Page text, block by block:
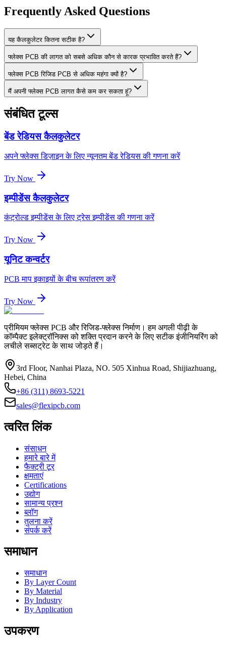
Frequently Asked Questions
यह कैलकुलेटर कितना सटीक है?
फ्लेक्स PCB की लागत को सबसे अधिक कौन से कारक प्रभावित करते हैं?
फ्लेक्स PCB रिजिड PCB से अधिक महंगा क्यों है?
मैं अपनी फ्लेक्स PCB लागत कैसे कम कर सकता हूं?
संबंधित टूल्स
बेंड रेडियस कैलकुलेटर
अपने फ्लेक्स डिज़ाइन के लिए न्यूनतम बेंड रेडियस की गणना करें
Try Now
इम्पीडेंस कैलकुलेटर
कंट्रोल्ड इम्पीडेंस के लिए ट्रेस इम्पीडेंस की गणना करें
Try Now
यूनिट कन्वर्टर
PCB माप इकाइयों के बीच रूपांतरण करें
Try Now
प्रीमियम फ्लेक्स PCB और रिजिड-फ्लेक्स निर्माण। हम अगली पीढ़ी के
कॉम्पैक्ट इलेक्ट्रॉनिक्स को शक्ति प्रदान करने के लिए सटीक इंजीनियरिंग को
लचीले सब्सट्रेट के साथ जोड़ते हैं।
3rd Floor, Nanhai Plaza, NO. 505 Xinhua Road, Shijiazhuang,
Hebei, China
+86 (311) 8693-5221
sales@flexipcb.com
त्वरित लिंक
संसाधन
हमारे बारे में
फैक्ट्री टूर
क्षमताएं
Certifications
उद्योग
सामान्य प्रश्न
ब्लॉग
तुलना करें
संपर्क करें
समाधान
समाधान
By Layer Count
By Material
By Industry
By Application
उपकरण